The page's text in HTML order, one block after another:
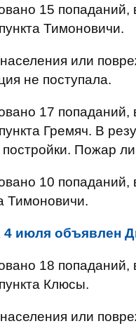
15 попаданий,
Тимоновичи.
или
не поступала.
17 попаданий,
Гремяч. В
Пожар
10 попаданий,
Тимоновичи.
июля объявлен
18 попаданий,
Клюсы.
или